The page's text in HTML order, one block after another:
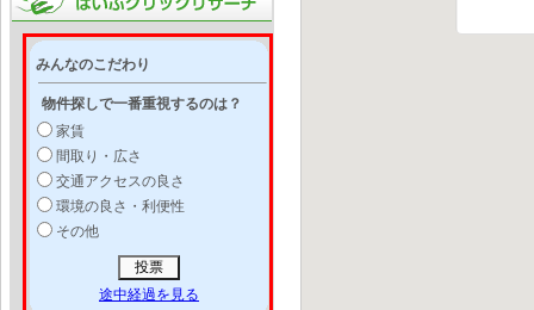
みんなのこだわり
物件探しで一番重視するのは？
家賃
間取り・広さ
交通アクセスの良さ
環境の良さ・利便性
その他
途中経過を見る